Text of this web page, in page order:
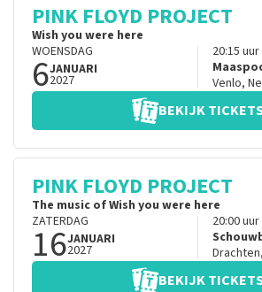
PINK FLOYD PROJECT
Wish you were here
WOENSDAG
6JANUARI
2027
20:15 uur
Venlo,
BEKIJK
PINK FLOYD PROJECT
The music of Wish you were here
ZATERDAG
16JANUARI
2027
20:00uur
Drachten,
BEKIJK